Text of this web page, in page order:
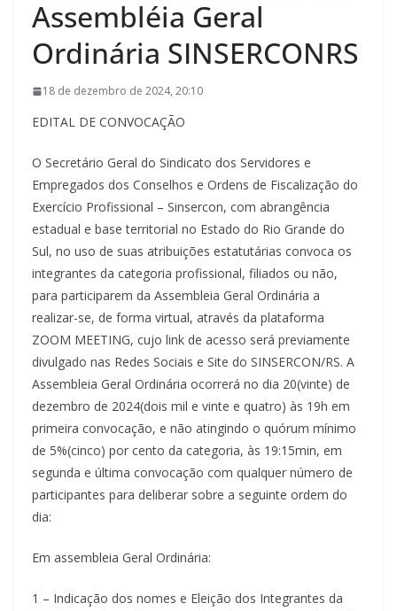
Assembléia Geral
Ordinária SINSERCONRS
18 de dezembro de 2024, 20:10
EDITAL DE CONVOCAÇÃO
O Secretário Geral do Sindicato dos Servidores e
Empregados dos Conselhos e Ordens de Fiscalização do
Exercício Profissional – Sinsercon, com abrangência
estadual e base territorial no Estado do Rio Grande do
Sul, no uso de suas atribuições estatutárias convoca os
integrantes da categoria profissional, filiados ou não,
para participarem da Assembleia Geral Ordinária a
realizar-se, de forma virtual, através da plataforma
ZOOM MEETING, cujo link de acesso será previamente
divulgado nas Redes Sociais e Site do SINSERCON/RS. A
Assembleia Geral Ordinária ocorrerá no dia 20(vinte) de
dezembro de 2024(dois mil e vinte e quatro) às 19h em
primeira convocação, e não atingindo o quórum mínimo
de 5%(cinco) por cento da categoria, às 19:15min, em
segunda e última convocação com qualquer número de
participantes para deliberar sobre a seguinte ordem do
dia:
Em assembleia Geral Ordinária:
1 – Indicação dos nomes e Eleição dos Integrantes da